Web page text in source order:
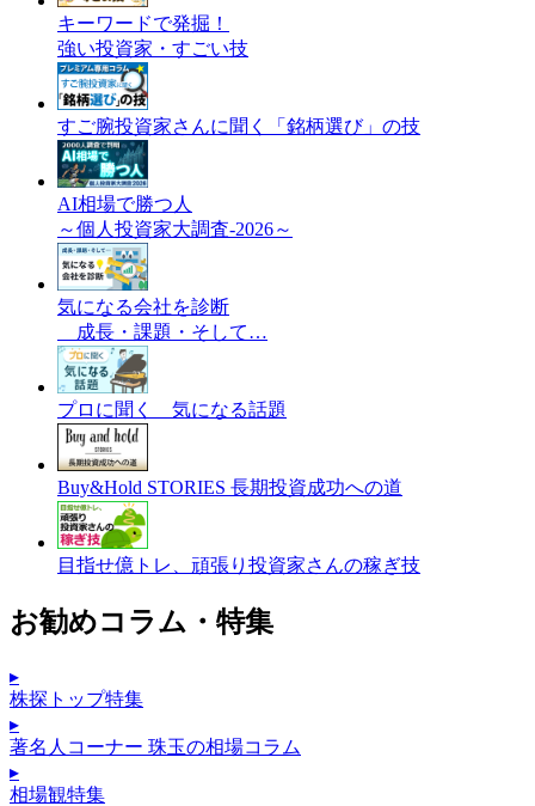
キーワードで発掘！
強い投資家・すごい技
すご腕投資家さんに聞く「銘柄選び」の技
AI相場で勝つ人
～個人投資家大調査-2026～
気になる会社を診断
成長・課題・そして…
プロに聞く 気になる話題
Buy&Hold STORIES 長期投資成功への道
目指せ億トレ、頑張り投資家さんの稼ぎ技
お勧めコラム・特集
▸
株探トップ特集
▸
著名人コーナー 珠玉の相場コラム
▸
相場観特集